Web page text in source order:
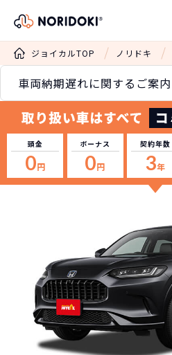
ジョイカルTOP ノリドキ
車両納期遅れに関するご案内
頭金
0円
ボーナス
0円
契約年数
3年